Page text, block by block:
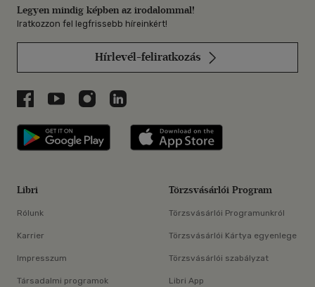
Legyen mindig képben az irodalommal!
Iratkozzon fel legfrissebb híreinkért!
Hírlevél-feliratkozás
Libri a Facebookon
Libri a Youtube-on
Libri az Instagramon
Libri a LinkedInen
Libri applikáció Szerezd meg: Google
Libri
Rólunk
Karrier
Impresszum
Társadalmi programok
Törzsvásárlói Program
Törzsvásárlói Programunkról
Törzsvásárlói Kártya egyenlege
Törzsvásárlói szabályzat
Libri App